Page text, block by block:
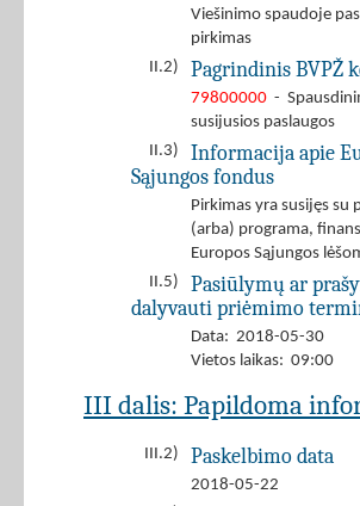
Viešinimo spaudoje
pirkimas
II.2)
Pagrindinis BVPŽ
79800000 -
susijusios paslaugos
II.3)
Informacija apie
Sąjungos fondus
Pirkimas yra susijęs su
(arba) programa,
Europos Sąjungos
II.5)
Pasiūlymų ar
dalyvauti priėmimo
Data: 2018-05-30
Vietos laikas: 09:00
III dalis: Papildoma
III.2) Paskelbimo data
2018-05-22